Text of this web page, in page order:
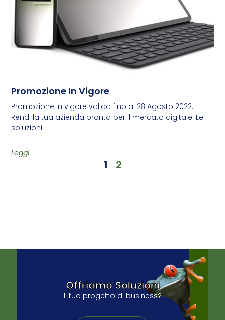
Promozione In Vigore
Promozione in vigore valida fino al 28 Agosto 2022.
Rendi la tua azienda pronta per il mercato digitale. Le
soluzioni
Leggi
1 2
Offriamo Soluzioni
Il tuo progetto di business?